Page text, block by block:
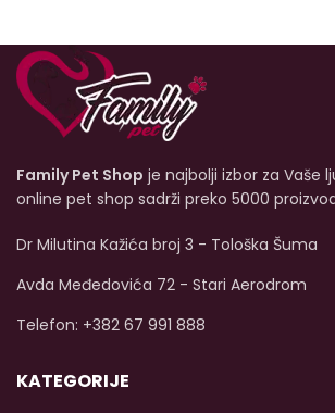
visoke biološke vrijednosti.
nuevo Chicken and Beef
JUNIOR je uravnotežena
kompletna ishrana sa
pravilnim nivoom proteina,
vitamina. Formulisan je
da podrži imunitet i
Bez vještačkih boja, bez
aroma ili konzervansa od
početka!Dostupna
Family Pet Shop je najbolji izbor za Vaše
online pet shop sadrži preko 5000
Dr Milutina Kažića broj 3 - Tološka Šuma
Avda Međedovića 72 - Stari Aerodrom
Telefon: +382 67 991 888
KATEGORIJE